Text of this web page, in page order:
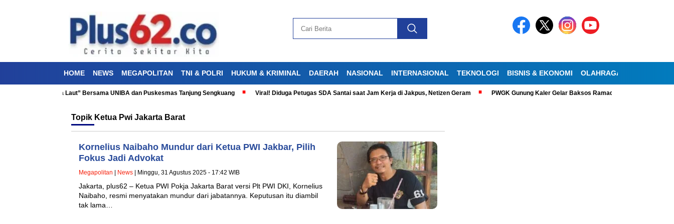
HOME NEWS MEGAPOLITAN TNI & POLRI HUKUM & KRIMINAL DAERAH NASIONAL INTERNASIONAL TEKNOLOGI BISNIS & EKONOMI OLAHRAGA
“Aku Cinta Laut” Bersama UNIBA dan Puskesmas Tanjung Sengkuang Viral! Diduga Petugas SDA Santai saat Jam Kerja di Jakpus, Netizen Geram PWGK Gunung Kaler Gelar Baksos Ramadan, Bantu Lansia
Topik Ketua Pwi Jakarta Barat
Kornelius Naibaho Mundur dari Ketua PWI Jakbar, Pilih
Fokus Jadi Advokat
Megapolitan | News | Minggu, 31 Agustus 2025 - 17:42 WIB
Jakarta, plus62 – Ketua PWI Pokja Jakarta Barat versi Plt PWI DKI, Kornelius
Naibaho, resmi menyatakan mundur dari jabatannya. Keputusan itu diambil
tak lama…